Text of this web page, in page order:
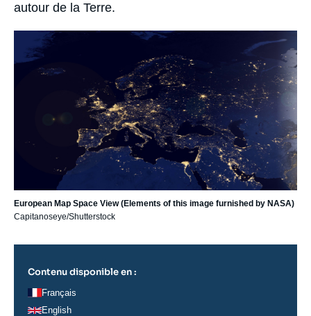
autour de la Terre.
principale
European Map Space View (Elements of this image furnished by NASA)
Capitanoseye/Shutterstock
Contenu disponible en :
Français
English